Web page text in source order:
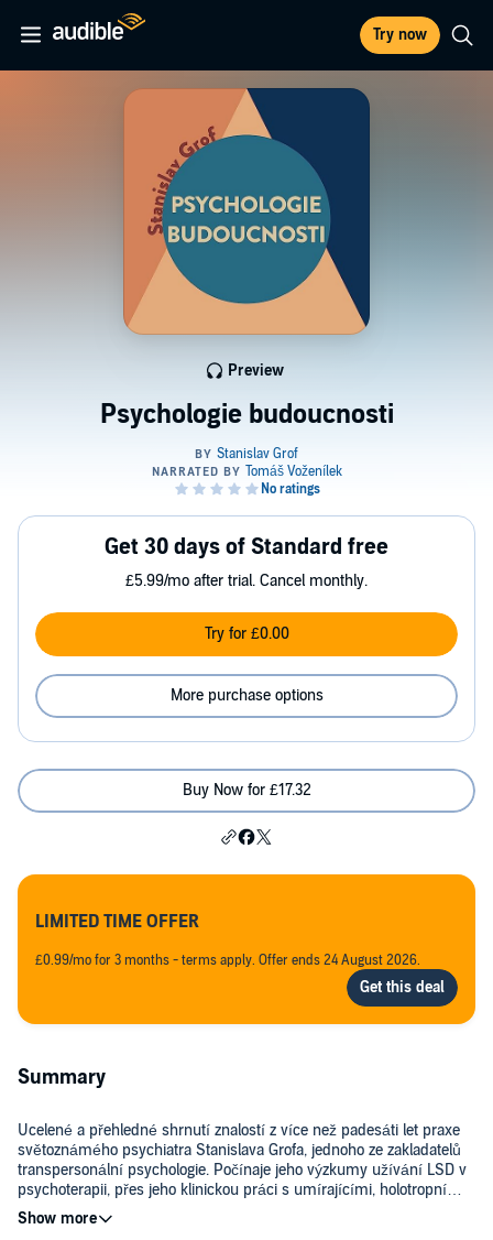
Try now
Psychologie budoucnosti
Preview
Get 30 days of Standard free
£5.99/mo after trial. Cancel monthly.
Try for £0.00
More purchase options
Buy Now for £17.32
LIMITED TIME OFFER
£0.99/mo for 3 months - terms apply. Offer ends 24 August 2026.
Summary
Ucelené a přehledné shrnutí znalostí z více než padesáti let praxe
světoznámého psychiatra Stanislava Grofa, jednoho ze zakladatelů
transpersonální psychologie. Počínaje jeho výzkumy užívání LSD v
psychoterapii, přes jeho klinickou práci s umírajícími, holotropní
dýchání, až po kosmologický přesah výzkumu vědomí. Kniha
potvrzuje Grofův neocenitelný přínos pro moderní psychiatrii a
©2000 Stanislav Grof (P)2022 Tympanum